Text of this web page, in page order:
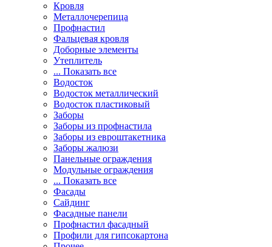
Кровля
Металлочерепица
Профнастил
Фальцевая кровля
Доборные элементы
Утеплитель
... Показать все
Водосток
Водосток металлический
Водосток пластиковый
Заборы
Заборы из профнастила
Заборы из евроштакетника
Заборы жалюзи
Панельные ограждения
Модульные ограждения
... Показать все
Фасады
Сайдинг
Фасадные панели
Профнастил фасадный
Профили для гипсокартона